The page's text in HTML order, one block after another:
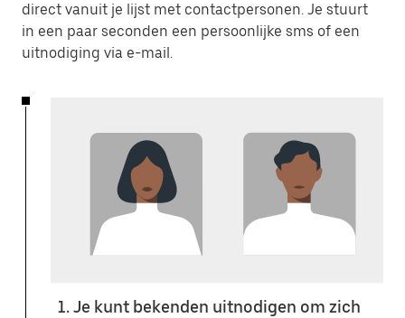
direct vanuit je lijst met contactpersonen. Je stuurt
in een paar seconden een persoonlijke sms of een
uitnodiging via e-mail.
1. Je kunt bekenden uitnodigen om zich